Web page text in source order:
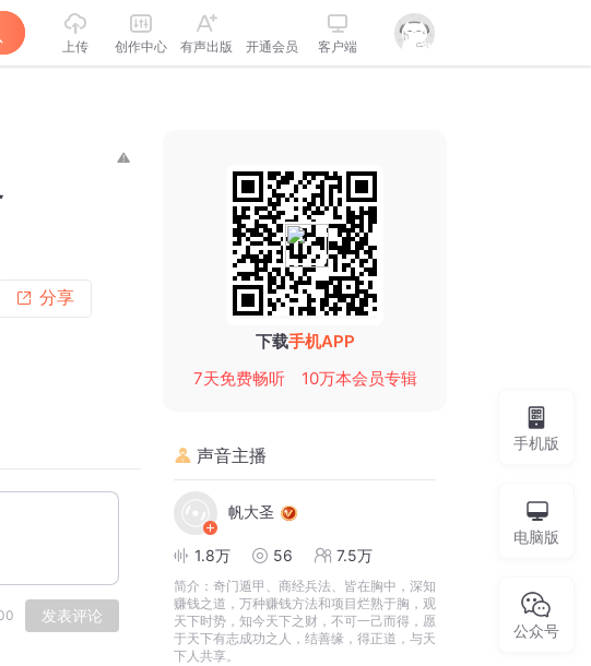
上传 创作中心 有声出版 开通会员 客户端
分享
发表评论
下载手机APP
7天免费畅听
10万本会员专辑
声音主播
帆大圣
1.8万 56 7.5万
简介： 奇门遁甲、商经兵法、皆在胸中，深知
赚钱之道，万种赚钱方法和项目烂熟于胸，观
天下时势，知今天下之财，不可一己而得，愿
于天下有志成功之人，结善缘，得正道，与天
下人共享。
手机版
电脑版
公众号